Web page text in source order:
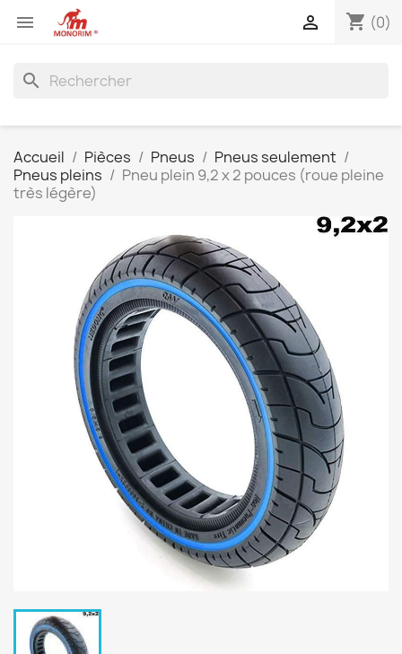
 shopping_cart (0)

search
Accueil Pièces Pneus
Pneus seulement
Pneus pleins
Pneu plein 9,2 x 2 pouces (roue pleine
très légère)